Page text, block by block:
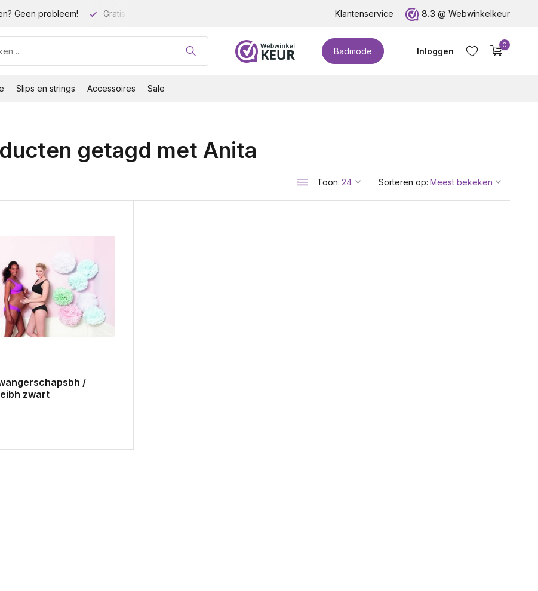
Geen probleem! Gratis verzending vanaf 35 euro! Grote cupmaten (t/m cup M)!
Klantenservice 8.3 @ Webwinkelkeur
Badmode Inloggen
0
Slips en strings Accessoires Sale
getagd met Anita
Toon: Sorteren op:
/
zwart